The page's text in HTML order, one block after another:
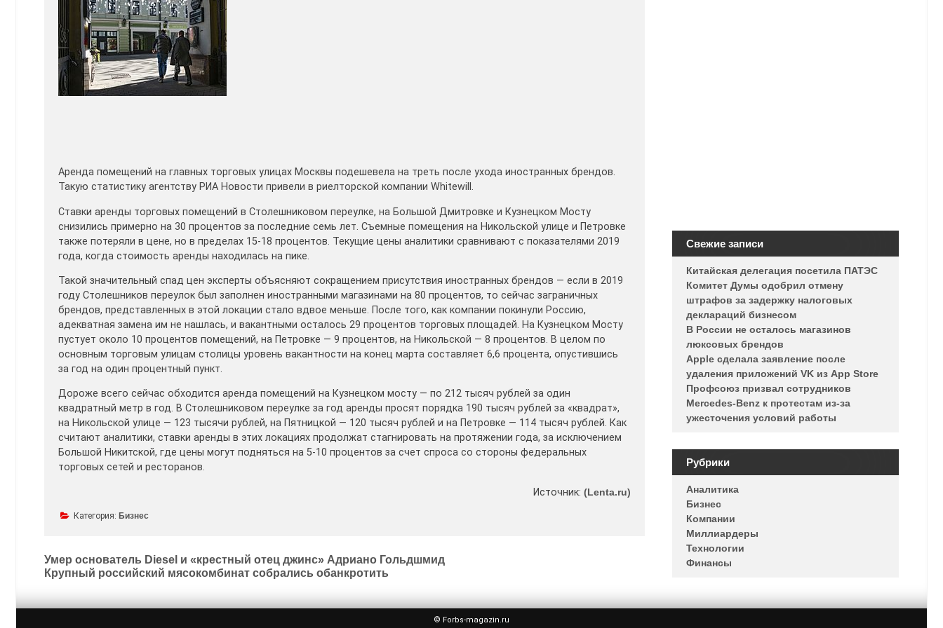
Аренда помещений на главных торговых улицах Москвы подешевела на треть после ухода иностранных брендов.
Такую статистику агентству РИА Новости привели в риелторской компании Whitewill.
Ставки аренды торговых помещений в Столешниковом переулке, на Большой Дмитровке и Кузнецком Мосту
снизились примерно на 30 процентов за последние семь лет. Съемные помещения на Никольской улице и Петровке
также потеряли в цене, но в пределах 15-18 процентов. Текущие цены аналитики сравнивают с показателями 2019
года, когда стоимость аренды находилась на пике.
Такой значительный спад цен эксперты объясняют сокращением присутствия иностранных брендов — если в 2019
году Столешников переулок был заполнен иностранными магазинами на 80 процентов, то сейчас заграничных
брендов, представленных в этой локации стало вдвое меньше. После того, как компании покинули Россию,
адекватная замена им не нашлась, и вакантными осталось 29 процентов торговых площадей. На Кузнецком Мосту
пустует около 10 процентов помещений, на Петровке — 9 процентов, на Никольской — 8 процентов. В целом по
основным торговым улицам столицы уровень вакантности на конец марта составляет 6,6 процента, опустившись
за год на один процентный пункт.
Дороже всего сейчас обходится аренда помещений на Кузнецком мосту — по 212 тысяч рублей за один
квадратный метр в год. В Столешниковом переулке за год аренды просят порядка 190 тысяч рублей за «квадрат»,
на Никольской улице — 123 тысячи рублей, на Пятницкой — 120 тысяч рублей и на Петровке — 114 тысяч рублей. Как
считают аналитики, ставки аренды в этих локациях продолжат стагнировать на протяжении года, за исключением
Большой Никитской, где цены могут подняться на 5-10 процентов за счет спроса со стороны федеральных
торговых сетей и ресторанов.
Источник: (Lenta.ru)
Категория: Бизнес
Навигация
по
Умер основатель Diesel и «крестный отец джинс» Адриано Гольдшмид
Крупный российский мясокомбинат собрались обанкротить
Свежие записи
Китайская делегация посетила ПАТЭС
Комитет Думы одобрил отмену
штрафов за задержку налоговых
деклараций бизнесом
В России не осталось магазинов
люксовых брендов
Apple сделала заявление после
удаления приложений VK из App Store
Профсоюз призвал сотрудников
Mercedes-Benz к протестам из-за
ужесточения условий работы
Рубрики
Аналитика
Бизнес
Компании
Миллиардеры
Технологии
Финансы
© Forbs-magazin.ru